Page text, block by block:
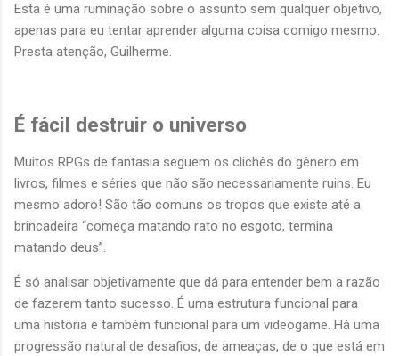
Esta é uma ruminação sobre o assunto sem qualquer objetivo,
apenas para eu tentar aprender alguma coisa comigo mesmo.
Presta atenção, Guilherme.
É fácil destruir o universo
Muitos RPGs de fantasia seguem os clichês do gênero em
livros, filmes e séries que não são necessariamente ruins. Eu
mesmo adoro! São tão comuns os tropos que existe até a
brincadeira “começa matando rato no esgoto, termina
matando deus”.
É só analisar objetivamente que dá para entender bem a razão
de fazerem tanto sucesso. É uma estrutura funcional para
uma história e também funcional para um videogame. Há uma
progressão natural de desafios, de ameaças, de o que está em